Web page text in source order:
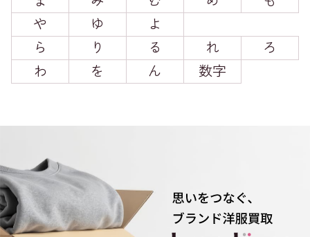
や
ゆ
よ
ら
り る れ
ろ
わ
を ん 数字